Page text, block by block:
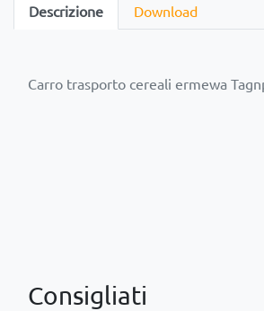
Descrizione Download
Carro trasporto cereali ermewa
Consigliati